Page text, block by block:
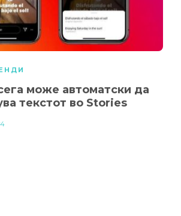
може автоматски да
текстот во Stories